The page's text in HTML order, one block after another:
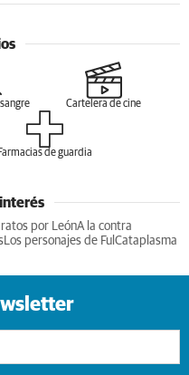
Cartelera de cine
Farmacias de guardia
interés
por LeónA la contra
Los personajes de Ful Cataplasma